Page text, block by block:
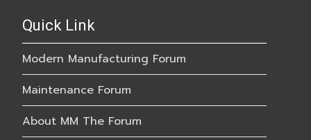
Quick Link
Modern Manufacturing Forum
Maintenance Forum
About MM The Forum